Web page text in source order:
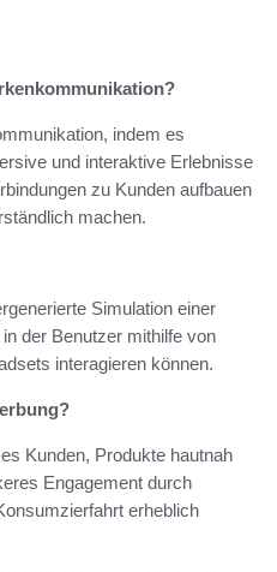
indem es
und interaktive Erlebnisse
zu Kunden aufbauen
machen.
Simulation einer
der Benutzer mithilfe von
interagieren können.
Kunden, Produkte hautnah
Engagement durch
erheblich